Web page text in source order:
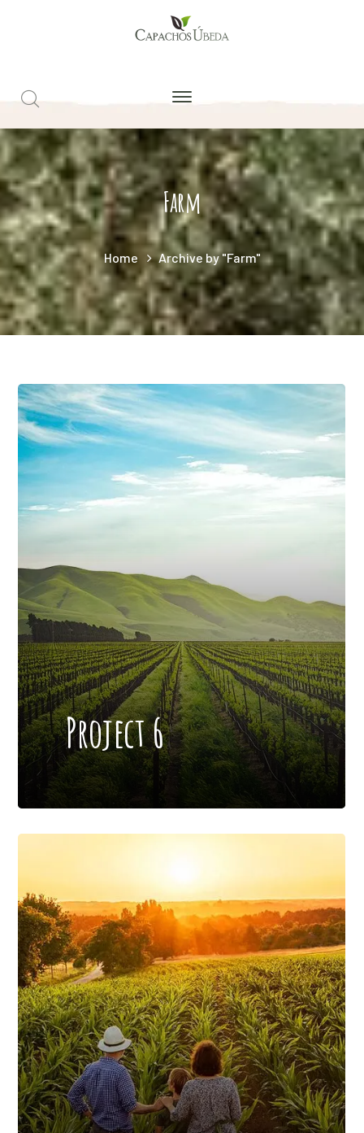
Farm
Home Archive by "Farm"
Project 6